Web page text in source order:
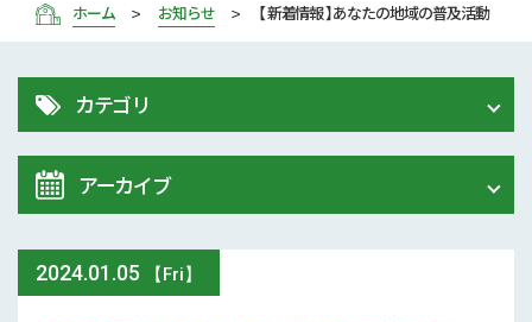
ホーム お知らせ 【 新着情報 】あなたの地域の普及活動
2024.01.05 【Fri】
カテゴリ
令和8年 熊本地震関連情報
農業大学校
アーカイブ
2026年 (72)